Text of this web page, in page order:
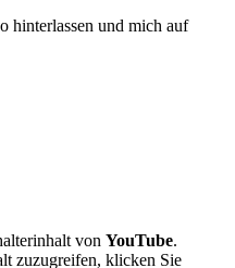
hinterlassen und mich auf
von YouTube.
zuzugreifen, klicken Sie